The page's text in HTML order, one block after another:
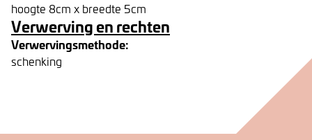
hoogte 8cm x breedte 5cm
Verwerving en rechten
Verwervingsmethode:
schenking